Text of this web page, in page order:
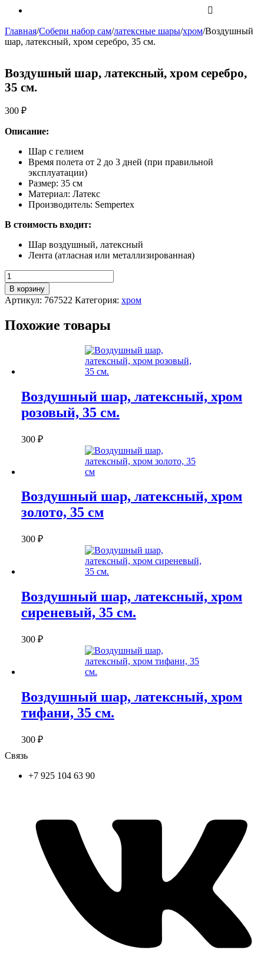
Главная/Собери набор сам/латексные шары/хром/Воздушный
шар, латексный, хром серебро, 35 см.
Воздушный шар, латексный, хром серебро,
35 см.
300 ₽
Описание:
Шар с гелием
Время полета от 2 до 3 дней (при правильной
эксплуатации)
Размер: 35 см
Материал: Латекс
Производитель: Sempertex
В стоимость входит:
Шар воздушный, латексный
Лента (атласная или металлизированная)
Количество
Воздушный
шар,
латексный,
серебро,
В корзину
Артикул: 767522 Категория: хром
Похожие товары
Воздушный шар, латексный, хром
розовый, 35 см.
300 ₽
Воздушный шар, латексный, хром
золото, 35 см
300 ₽
Воздушный шар, латексный, хром
сиреневый, 35 см.
300 ₽
Воздушный шар, латексный, хром
тифани, 35 см.
300 ₽
Связь
+7 925 104 63 90